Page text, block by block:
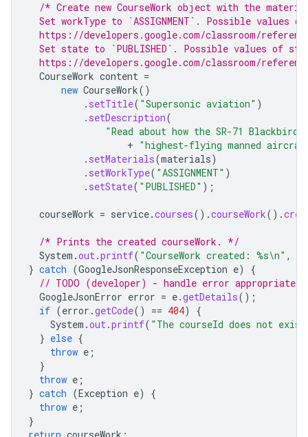
/* Create new CourseWork object with the
Set workType to `ASSIGNMENT`. Possible values
https://developers.google.com/classroom/
Set state to `PUBLISHED`. Possible values of
https://developers.google.com/classroom/
CourseWork content =
new CourseWork()
. setTitle( "Supersonic aviation" )
. setDescription(
"Read about how the SR-71
+ "highest-flying manned
. setMaterials(materials)
. setWorkType( "ASSIGNMENT" )
. setState( "PUBLISHED" );
courseWork = service.courses().courseWork().
/* Prints the created courseWork. */
System .out.printf( "CourseWork created: %s\n" ,
} catch (GoogleJsonResponseException e)
{
// TODO (developer) - handle error appropriately
GoogleJsonError error = e.getDetails();
if (error .getCode() == 404)
{
System .out.printf( "The courseId does not
} else {
throw e ;
}
throw e ;
} catch (Exception e)
{
throw e ;
}